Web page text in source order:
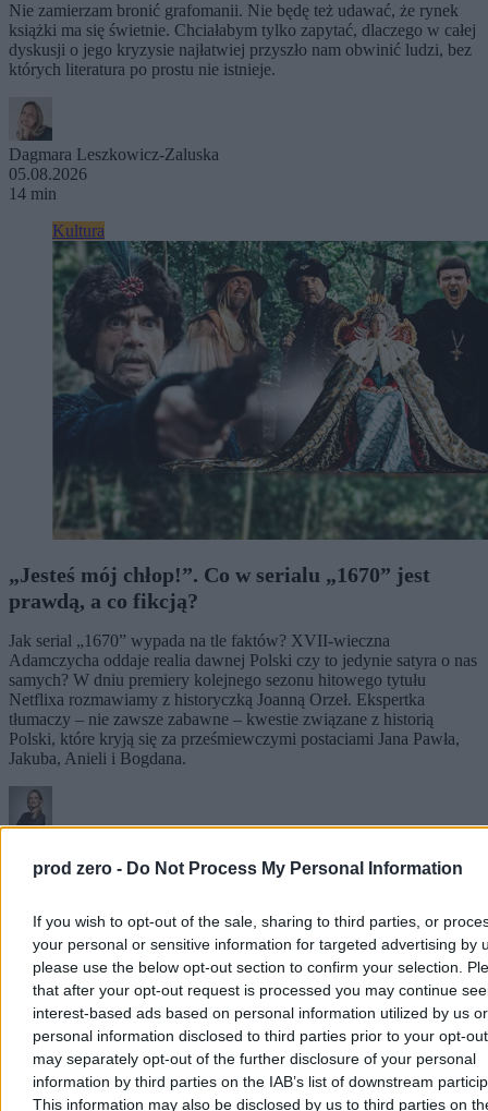
prod zero - Do Not Process My Personal Information
If you wish to opt-out of the sale, sharing to third parties, or
your personal or sensitive information for targeted advertising by
please use the below opt-out section to confirm your selection.
that after your opt-out request is processed you may continue
interest-based ads based on personal information utilized by us or
personal information disclosed to third parties prior to your opt-
may separately opt-out of the further disclosure of your personal
information by third parties on the IAB’s list of downstream
This information may also be disclosed by us to third parties on
Nie zamierzam bronić grafomanii. Nie będę też udawać, że rynek
książki ma się świetnie. Chciałabym tylko zapytać, dlaczego w całej
dyskusji o jego kryzysie najłatwiej przyszło nam obwinić ludzi, bez
których literatura po prostu nie istnieje.
Dagmara Leszkowicz-Zaluska
05.08.2026
14 min
Kultura
„Jesteś mój chłop!”. Co w serialu „1670” jest
prawdą, a co fikcją?
Jak serial „1670” wypada na tle faktów? XVII-wieczna
Adamczycha oddaje realia dawnej Polski czy to jedynie satyra o nas
samych? W dniu premiery kolejnego sezonu hitowego tytułu
Netflixa rozmawiamy z historyczką Joanną Orzeł. Ekspertka
tłumaczy – nie zawsze zabawne – kwestie związane z historią
Polski, które kryją się za prześmiewczymi postaciami Jana Pawła,
Jakuba, Anieli i Bogdana.
05.08.2026
9 min
Reklama